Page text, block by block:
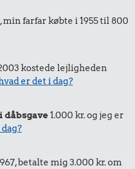
kr. 1 dåse suppe
, min farfar købte i 1955 til 800
kostede lejligheden
er det i dag?
1.000 kr. og jeg er
betalte mig 3.000 kr. om